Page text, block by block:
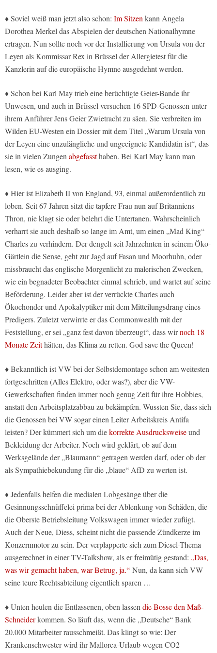
♦ Soviel weiß man jetzt also schon: Im Sitzenkann Angela
Dorothea Merkel das Abspielen der deutschen Nationalhymne
ertragen. Nun sollte noch vor der Installierung von Ursula von der
Leyen als Kommissar Rex in Brüssel der Allergietest für die
Kanzlerin auf die europäische Hymne ausgedehnt werden.
♦ Schon bei Karl May trieb eine berüchtigte Geier-Bande ihr
Unwesen, und auch in Brüssel versuchen 16 SPD-Genossen unter
ihrem Anführer Jens Geier Zwietracht zu säen. Sie verbreiten im
Wilden EU-Westen ein Dossier mit dem Titel „Warum Ursula von
der Leyen eine unzulängliche und ungeeignete Kandidatin ist“, das
sie in vielen Zungenabgefassthaben. Bei Karl May kann man
lesen, wie es ausging.
♦ Hier ist Elizabeth II von England, 93, einmal außerordentlich zu
loben. Seit 67 Jahren sitzt die tapfere Frau nun auf Britanniens
Thron, nie klagt sie oder belehrt die Untertanen. Wahrscheinlich
verharrt sie auch deshalb so lange im Amt, um einen „Mad King“
Charles zu verhindern. Der dengelt seit Jahrzehnten in seinem Öko-
Gärtlein die Sense, geht zur Jagd auf Fasan und Moorhuhn, oder
missbraucht das englische Morgenlicht zu malerischen Zwecken,
wie ein begnadeter Beobachter einmal schrieb, und wartet auf seine
Beförderung. Leider aber ist der verrückte Charles auch
Ökochonder und Apokalyptiker mit dem Mitteilungsdrang eines
Predigers. Zuletzt verwirrte er das Commonwealth mit der
Feststellung, er sei „ganz fest davon überzeugt“, dass wirnoch 18
Monate Zeithätten, das Klima zu retten. God save the Queen!
♦ Bekanntlich ist VW bei der Selbstdemontage schon am weitesten
fortgeschritten (Alles Elektro, oder was?), aber die VW-
Gewerkschaften finden immer noch genug Zeit für ihre Hobbies,
anstatt den Arbeitsplatzabbau zu bekämpfen. Wussten Sie, dass sich
die Genossen bei VW sogar einen Leiter Arbeitskreis Antifa
leisten? Der kümmert sich um diekorrekte Ausdrucksweiseund
Bekleidung der Arbeiter. Noch wird geklärt, ob auf dem
Werksgelände der „Blaumann“ getragen werden darf, oder ob der
als Sympathiebekundung für die „blaue“ AfD zu werten ist.
♦ Jedenfalls helfen die medialen Lobgesänge über die
Gesinnungsschnüffelei prima bei der Ablenkung von Schäden, die
die Oberste Betriebsleitung Volkswagen immer wieder zufügt.
Auch der Neue, Diess, scheint nicht die passende Zündkerze im
Konzernmotor zu sein. Der verplapperte sich zum Diesel-Thema
ausgerechnet in einer TV-Talkshow, als er freimütig gestand: „Das,
was wir gemacht haben, war Betrug, ja.“ Nun, da kann sich VW
seine teure Rechtsabteilung eigentlich sparen …
♦ Unten heulen die Entlassenen, oben lassendie Bosse den Maß-
Schneiderkommen. So läuft das, wenn die „Deutsche“ Bank
20.000 Mitarbeiter rausschmeißt. Das klingt so wie: Der
Krankenschwester wird ihr Mallorca-Urlaub wegen CO2